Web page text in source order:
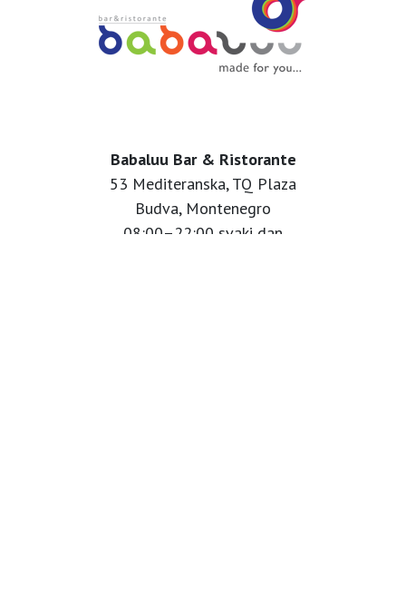
Babaluu Bar & Ristorante
53 Mediteranska, TQ Plaza
Budva, Montenegro
08:00–22:00 svaki dan